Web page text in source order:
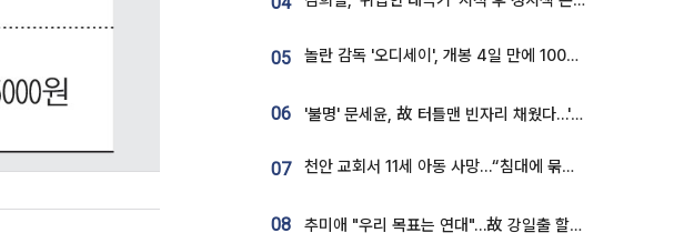
05 놀란 감독 '오디세이', 개봉 4일 만에 100만 돌파⋯'왕사남' 보다 빠르다
06 '불명' 문세윤, 故 터틀맨 빈자리 채웠다…'거북이' 눈물의 최종 우승
07 천안 교회서 11세 아동 사망…“침대에 묶여 있었다” 진술 확보
08 추미애 "우리 목표는 연대"…故 강일출 할머니 흉상 제막